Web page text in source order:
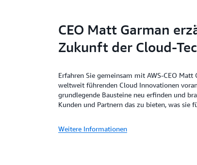
CEO Matt Garman
Zukunft der Cloud-
Erfahren Sie gemeinsam mit AWS-CEO Matt
weltweit führenden Cloud Innovationen
grundlegende Bausteine neu erfinden und
Kunden und Partnern das zu bieten, was sie
Weitere Informationen